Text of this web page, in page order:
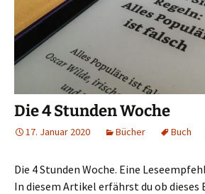
Die 4 Stunden Woche
17. Januar 2020 Bücher Buch
Die 4 Stunden Woche. Eine
In diesem Artikel erfährst du ob dieses